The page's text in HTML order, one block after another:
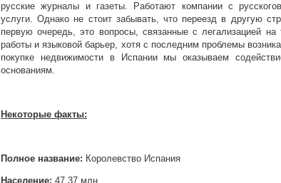
русские журналы и газеты. Работают компании с
услуги. Однако не стоит забывать, что переезд в другую
первую очередь, это вопросы, связанные с легализацией на
работы и языковой барьер, хотя с последним проблемы
покупке недвижимости в Испании мы оказываем
основаниям.
Некоторые факты:
Полное название: Королевство Испания
Население: 47,37 млн